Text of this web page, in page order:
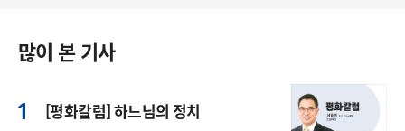
많이 본 기사
[평화칼럼] 하느님의 정치